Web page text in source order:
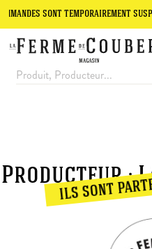
sont temporairement
Producteur :
ils sont